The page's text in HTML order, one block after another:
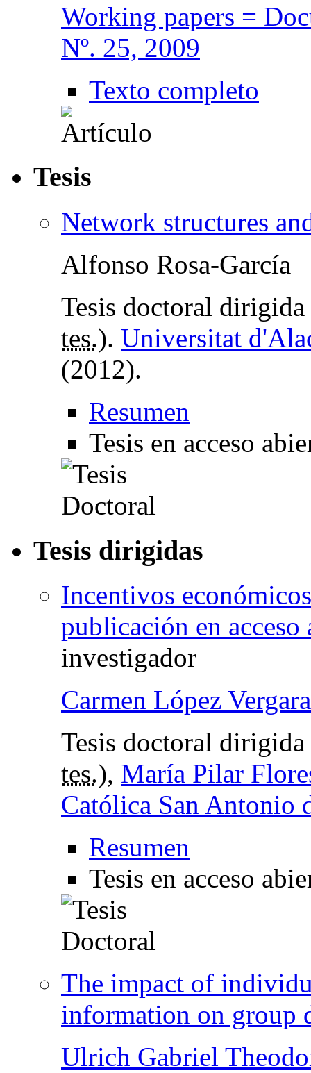
Working papers =
Nº. 25, 2009
Texto completo
Tesis
Network structures
Alfonso Rosa-García
Tesis doctoral
tes.). Universitat
(2012).
Resumen
Tesis en acceso
Tesis dirigidas
Incentivos
publicación en acceso
investigador
Carmen López Vergara
Tesis doctoral
tes.), María Pilar
Católica San Antonio
Resumen
Tesis en acceso
The impact of
information on group
Ulrich Gabriel